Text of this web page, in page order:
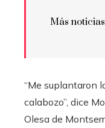
Más
“Me suplantaron
calabozo”, dice
Olesa de